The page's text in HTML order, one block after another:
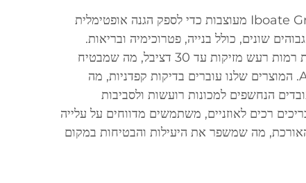
כפפות אוזניים לביטחון מ-Iboate Group מעוצבות כדי לספק הגנה אופטימלית
שונים, כולל בנייה, פטרוכימיה ובריאות.
כפפות אלו מעוצבות כדי להפחית רמות רעש מזיקות עד 30 דציבל, מה שמבטיח
התאמה לתקנים של CE ו-ANSI. המוצרים שלנו עוברים בדיקות קפדניות, מה
הנחשפים למכונות רועשות ולסביבות
רכים לאוזניים, משתמשים מדווחים על עלייה
מה שמשפר את היעילות והבטיחות במקום